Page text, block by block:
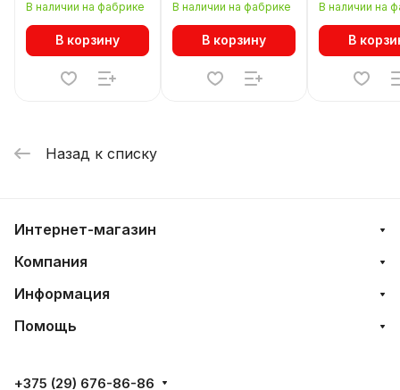
Asta 594287
В наличии на фабрике
В корзину
Asta 594256
В наличии на фабрике
В корзину
594076
В наличии на
В
Назад к списку
Интернет-магазин
Компания
Информация
Помощь
+375 (29) 676-86-86